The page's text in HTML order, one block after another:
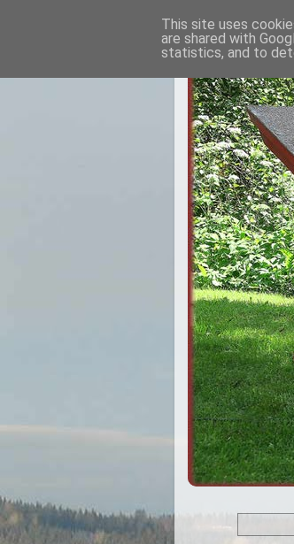
This site uses
are shared with
statistics, and to